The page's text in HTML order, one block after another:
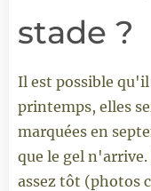
stade ?
Il est possible qu'il
printemps, elles
marquées en
que le gel n'arrive.
assez tôt (photos